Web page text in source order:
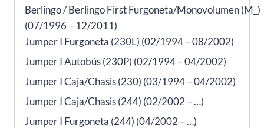
Berlingo / Berlingo First Furgoneta/Monovolumen (M_)
(07/1996 – 12/2011)
Jumper I Furgoneta (230L) (02/1994 – 08/2002)
Jumper I Autobús (230P) (02/1994 – 04/2002)
Jumper I Caja/Chasis (230) (03/1994 – 04/2002)
Jumper I Caja/Chasis (244) (02/2002 – …)
Jumper I Furgoneta (244) (04/2002 – …)